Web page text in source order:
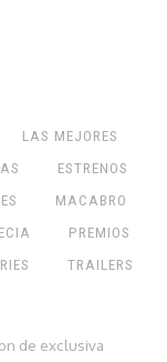
LAS MEJORES
ESTRENOS
MACABRO
PREMIOS
TRAILERS
de exclusiva